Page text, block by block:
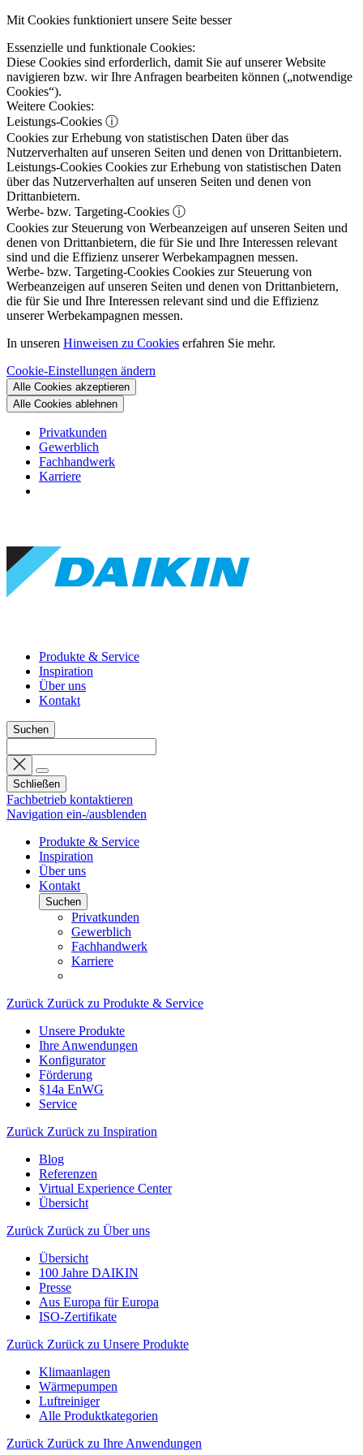
Mit Cookies funktioniert unsere Seite besser
Essenzielle und funktionale Cookies:
Diese Cookies sind erforderlich, damit Sie auf unserer Website
navigieren bzw. wir Ihre Anfragen bearbeiten können („notwendige
Cookies“).
Weitere Cookies:
Leistungs-Cookies ⓘ
Cookies zur Erhebung von statistischen Daten über das
Nutzerverhalten auf unseren Seiten und denen von Drittanbietern.
Leistungs-Cookies Cookies zur Erhebung von statistischen Daten
über das Nutzerverhalten auf unseren Seiten und denen von
Drittanbietern.
Werbe- bzw. Targeting-Cookies ⓘ
Cookies zur Steuerung von Werbeanzeigen auf unseren Seiten und
denen von Drittanbietern, die für Sie und Ihre Interessen relevant
sind und die Effizienz unserer Werbekampagnen messen.
Werbe- bzw. Targeting-Cookies Cookies zur Steuerung von
Werbeanzeigen auf unseren Seiten und denen von Drittanbietern,
die für Sie und Ihre Interessen relevant sind und die Effizienz
unserer Werbekampagnen messen.
In unseren Hinweisen zu Cookies erfahren Sie mehr.
Cookie-Einstellungen ändern
Alle Cookies akzeptieren
Alle Cookies ablehnen
Privatkunden
Gewerblich
Fachhandwerk
Karriere
Produkte & Service
Inspiration
Über uns
Kontakt
Suchen
Schließen
Fachbetrieb kontaktieren
Navigation ein-/ausblenden
Produkte & Service
Inspiration
Über uns
Kontakt
Suchen
Privatkunden
Gewerblich
Fachhandwerk
Karriere
Zurück Zurück zu Produkte & Service
Unsere Produkte
Ihre Anwendungen
Konfigurator
Förderung
§14a EnWG
Service
Zurück Zurück zu Inspiration
Blog
Referenzen
Virtual Experience Center
Übersicht
Zurück Zurück zu Über uns
Übersicht
100 Jahre DAIKIN
Presse
Aus Europa für Europa
ISO-Zertifikate
Zurück Zurück zu Unsere Produkte
Klimaanlagen
Wärmepumpen
Luftreiniger
Alle Produktkategorien
Zurück Zurück zu Ihre Anwendungen